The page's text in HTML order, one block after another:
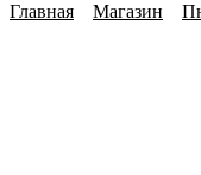
Главная Магазин